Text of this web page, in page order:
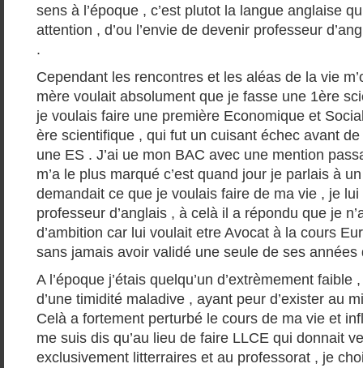
sens à l’époque , c’est plutot la langue anglaise
attention , d’ou l’envie de devenir professeur
.
Cependant les rencontres et les aléas de la vie
mère voulait absolument que je fasse une 1ère
je voulais faire une première Economique et
ère scientifique , qui fut un cuisant échec avant
une ES . J’ai ue mon BAC avec une mention
m’a le plus marqué c’est quand jour je parlais à
demandait ce que je voulais faire de ma vie , je
professeur d’anglais , à celà il a répondu que je
d’ambition car lui voulait etre Avocat à la cours
sans jamais avoir validé une seule de ses années
A l’époque j’étais quelqu’un d’extrèmement
d’une timidité maladive , ayant peur d’exister au
Celà a fortement perturbé le cours de ma vie et
me suis dis qu’au lieu de faire LLCE qui donnait
exclusivement litterraires et au professorat , je